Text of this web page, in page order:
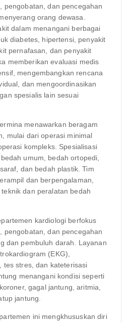
pengobatan, dan pencegahan
orang dewasa.
dalam menangani berbagai
diabetes, hipertensi, penyakit
pernafasan, dan penyakit
memberikan evaluasi medis
mengembangkan rencana
dan mengoordinasikan
spesialis lain sesuai
menawarkan beragam
mulai dari operasi minimal
kompleks. Spesialisasi
umum, bedah ortopedi,
dan bedah plastik. Tim
dan berpengalaman,
dan peralatan bedah
kardiologi berfokus
pengobatan, dan pencegahan
dan pembuluh darah. Layanan
(EKG),
tes stres, dan kateterisasi
menangani kondisi seperti
gagal jantung, aritmia,
jantung.
ini mengkhususkan diri